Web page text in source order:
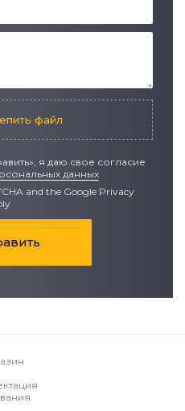
файл
я даю свое согласие
данных
and the Google Privacy